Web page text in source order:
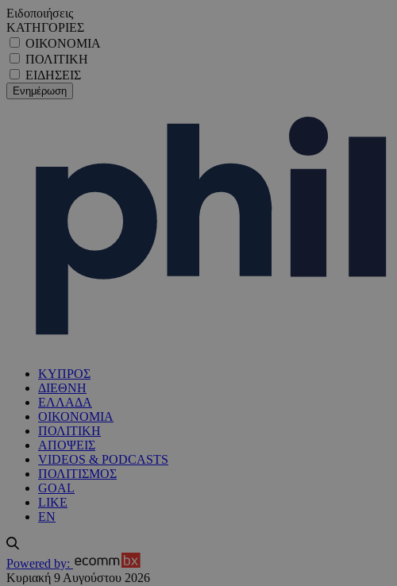
Ειδοποιήσεις
ΚΑΤΗΓΟΡΙΕΣ
ΟΙΚΟΝΟΜΙΑ
ΠΟΛΙΤΙΚΗ
ΕΙΔΗΣΕΙΣ
ΚΥΠΡΟΣ
ΔΙΕΘΝΗ
ΕΛΛΑΔΑ
ΟΙΚΟΝΟΜΙΑ
ΠΟΛΙΤΙΚΗ
ΑΠΟΨΕΙΣ
VIDEOS & PODCASTS
ΠΟΛΙΤΙΣΜΟΣ
GOAL
LIKE
EN
Powered by:
Κυριακή 9 Αυγούστου 2026